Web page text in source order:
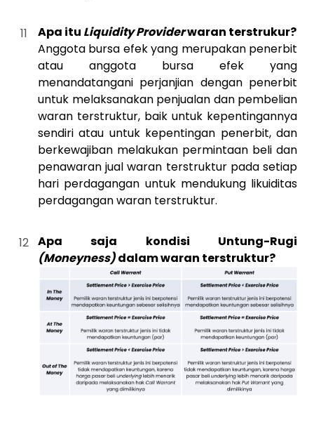
Apa itu Liquidity Providerwaran terstrukur?
Anggota bursa efek yang merupakan penerbit
atau anggota bursa efek yang
menandatangani perjanjian dengan penerbit
untuk melaksanakan penjualan dan pembelian
waran terstruktur, baik untuk kepentingannya
sendiri atau untuk kepentingan penerbit, dan
berkewajiban melakukan permintaan beli dan
penawaran jual waran terstruktur pada setiap
hari perdagangan untuk mendukung likuiditas
perdagangan waran terstruktur.
Apa saja kondisi Untung-Rugi
(Moneyness)dalam waran terstruktur?